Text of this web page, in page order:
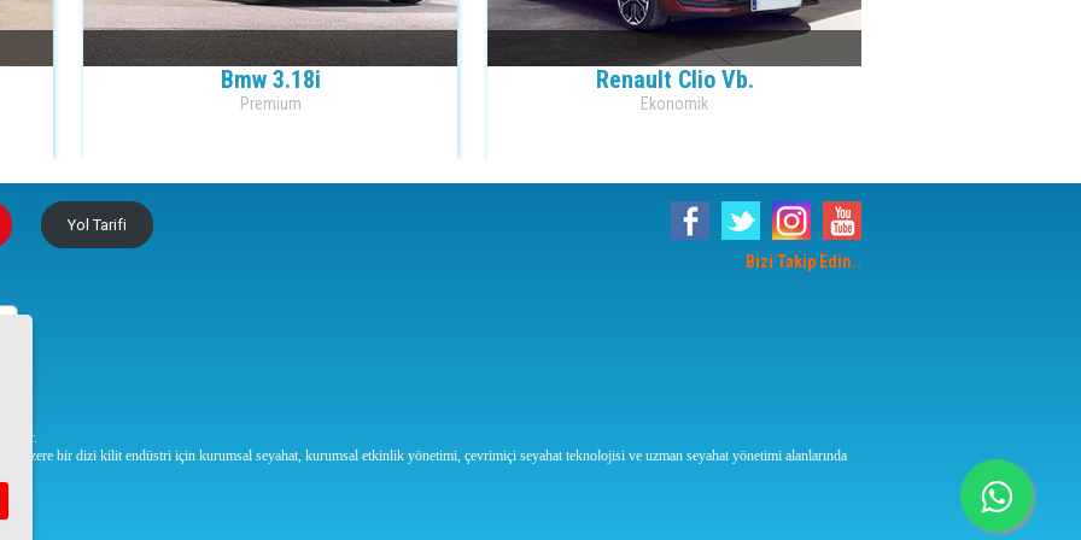
Bmw 3.18i
Premium
Renault Clio Vb.
Ekonomik
Yol Tarifi
Bizi Takip Edin..
üzere bir dizi kilit endüstri için kurumsal seyahat, kurumsal etkinlik yönetimi, çevrimiçi seyahat teknolojisi ve uzman seyahat yönetimi alanlarında